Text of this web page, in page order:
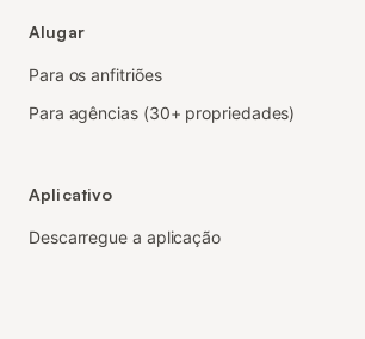
Alugar
Para os anfitriões
Para agências (30+ propriedades)
Aplicativo
Descarregue a aplicação